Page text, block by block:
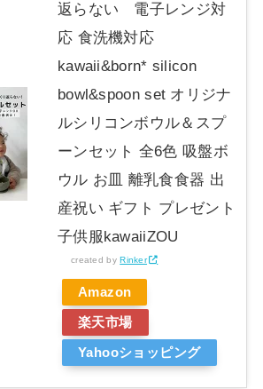
返らない 電子レンジ対
応 食洗機対応
kawaii&born* silicon
bowl&spoon set オリジナ
ルシリコンボウル＆スプ
ーンセット 全6色 吸盤ボ
ウル お皿 離乳食食器 出
産祝い ギフト プレゼント
子供服kawaiiZOU
created byRinker
Amazon
楽天市場
Yahooショッピング